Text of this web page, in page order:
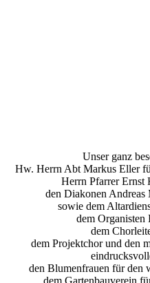
Unser ganz
Hw. Herrn Abt Markus Eller
Herrn Pfarrer Ernst
den Diakonen
sowie dem
dem Organisten
dem
dem Projektchor und den
den Blumenfrauen für den
dem Gartenbauverein